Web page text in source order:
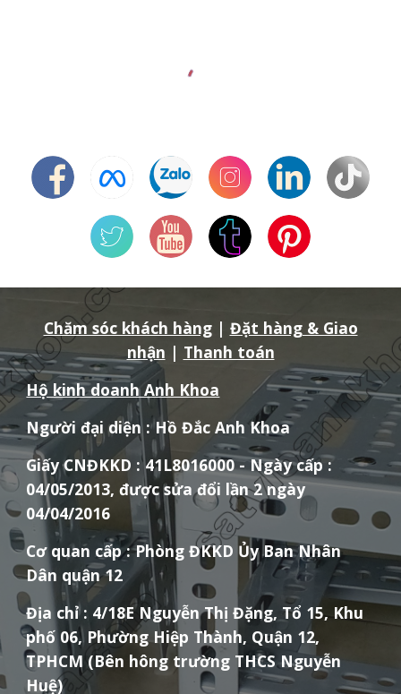
Chăm sóc khách hàng| Đặt hàng & Giao
nhận | Thanh toán
Hộ kinh doanh Anh Khoa
Người đại diện : Hồ Đắc Anh Khoa
Giấy CNĐKKD : 41L8016000 - Ngày cấp :
04/05/2013, được sửa đổi lần 2 ngày
04/04/2016
Cơ quan cấp : Phòng ĐKKD Ủy Ban Nhân
Dân quận 12
Địa chỉ : 4/18E Nguyễn Thị Đặng, Tổ 15, Khu
phố 06, Phường Hiệp Thành, Quận 12,
TPHCM (Bên hông trường THCS Nguyễn
Huệ)